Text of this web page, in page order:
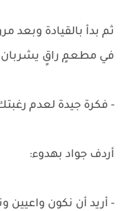
ثم بدأ بالقيادة وبعد
في مطعمٍ راقٍ يشربان
- فكرة جيدة لعدم
أردف جواد بهدوء:
- أريد أن نكون واعيين